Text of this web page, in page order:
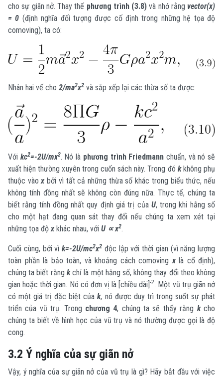
cho sự giãn nở. Thay thế phương trình (3.8) và nhớ rằng vector(x)
= 0 (định nghĩa đối tượng được cố định trong những hệ tọa độ
comoving), ta có:
Nhân hai vế cho 2/ma2x2 và sắp xếp lại các thừa số ta được:
Với kc2=-2U/mx2. Nó là phương trình Friedmann chuẩn, và nó sẽ
xuất hiện thường xuyên trong cuốn sách này. Trong đó kkhông phụ
thuộc vàox bởi vì tất cả những thừa số khác trong biểu thức, nếu
không tính đồng nhất sẽ không còn đúng nữa. Thực tế, chúng ta
biết rằng tính đồng nhất quy định giá trị của U, trong khi hằng số
cho một hạt đang quan sát thay đổi nếu chúng ta xem xét tại
những tọa độ x khác nhau, với U ∝ x2.
Cuối cùng, bởi vì k=-2U/mc2x2 độc lập với thời gian (vì năng lượng
toàn phần là bảo toàn, và khoảng cách comoving xlà cố định),
chúng ta biết rằng k chỉ là một hằng số, không thay đổi theo không
gian hoặc thời gian. Nó có đơn vị là [chiều dài]-2. Một vũ trụ giãn nở
có một giá trị đặc biệt củak, nó được duy trì trong suốt sự phát
triển của vũ trụ. Trong chương 4, chúng ta sẽ thấy rằng kcho
chúng ta biết về hình học của vũ trụ và nó thường được gọi là độ
cong.
3.2 Ý nghĩa của sự giãn nở
Vậy, ý nghĩa của sự giãn nở của vũ trụ là gì? Hãy bắt đầu với việc